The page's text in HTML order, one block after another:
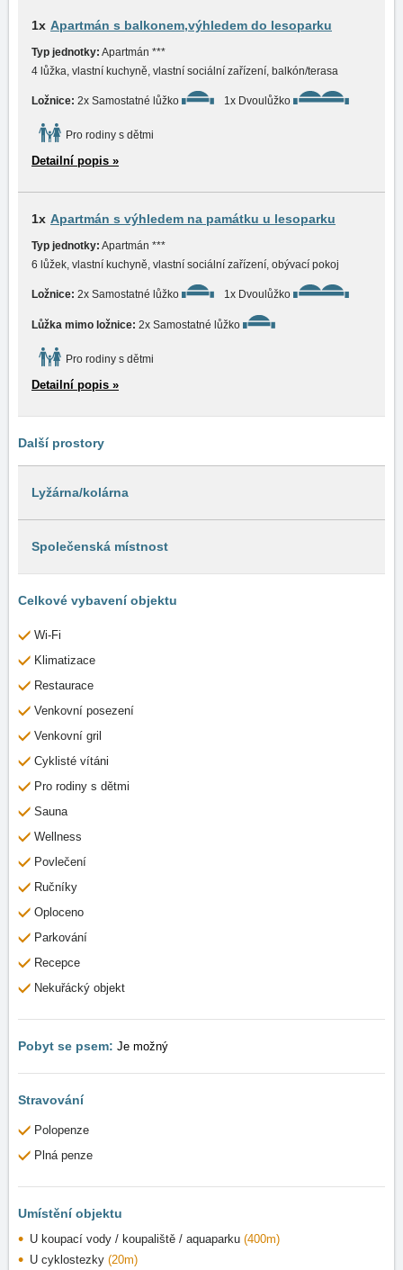
1x Apartmán s balkonem,výhledem do lesoparku
Typ jednotky: Apartmán ***
4 lůžka, vlastní kuchyně, vlastní sociální zařízení, balkón/terasa
Ložnice: 2x Samostatné lůžko 1x Dvoulůžko
Pro rodiny s dětmi
Detailní popis »
1x Apartmán s výhledem na památku u lesoparku
Typ jednotky: Apartmán ***
6 lůžek, vlastní kuchyně, vlastní sociální zařízení, obývací pokoj
Ložnice: 2x Samostatné lůžko 1x Dvoulůžko
Lůžka mimo ložnice: 2x Samostatné lůžko
Pro rodiny s dětmi
Detailní popis »
Další prostory
Lyžárna/kolárna
Společenská místnost
Celkové vybavení objektu
Wi-Fi
Klimatizace
Restaurace
Venkovní posezení
Venkovní gril
Cyklisté vítáni
Pro rodiny s dětmi
Sauna
Wellness
Povlečení
Ručníky
Oploceno
Parkování
Recepce
Nekuřácký objekt
Pobyt se psem: Je možný
Stravování
Polopenze
Plná penze
Umístění objektu
U koupací vody / koupaliště / aquaparku (400m)
U cyklostezky (20m)